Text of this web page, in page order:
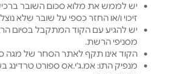
יש לממש את מלוא סכום השובר
זיכוי ו/או החזר כספי על שובר שלא
יש להגיע עם הקוד המתקבל בסיום
מסניפי הרשת.
הקוד אינו תקף לאתר הסחר של מגה
מנפיק התו: אמ.ג'י.אס ספורט טרדינג